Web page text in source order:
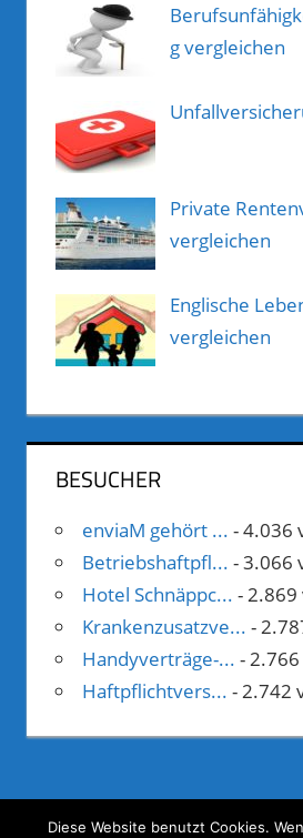
g vergleichen
Private
vergleichen
Englische
vergleichen
BESUCHER
enviaM gehört ... - 4.036
Betriebshaftpfl... - 3.066
Hotel Schnäppc... - 2.869
Krankenzusatzve... -
Handyverträge-... -
Haftpflichtvers... - 2.742
Diese Website benutzt Cookies.